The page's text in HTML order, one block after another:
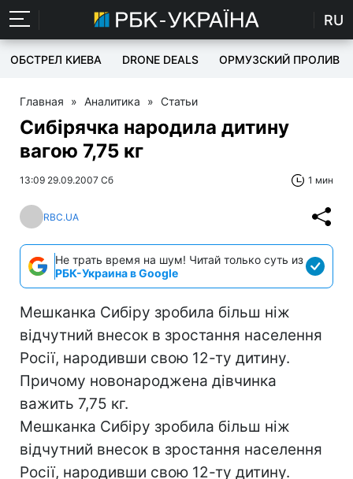
RU
ОБСТРЕЛ КИЕВА DRONE DEALS ОРМУЗСКИЙ ПРОЛИВ
Главная » Аналитика » Статьи
Сибірячка народила дитину
вагою 7,75 кг
13:09 29.09.2007 Сб 1 мин
RBC.UA
Не трать время на шум! Читай только суть из
РБК-Украина в Google
Мешканка Сибіру зробила більш ніж
відчутний внесок в зростання населення
Росії, народивши свою 12-ту дитину.
Причому новонароджена дівчинка
важить 7,75 кг.
Мешканка Сибіру зробила більш ніж
відчутний внесок в зростання населення
Росії, народивши свою 12-ту дитину.